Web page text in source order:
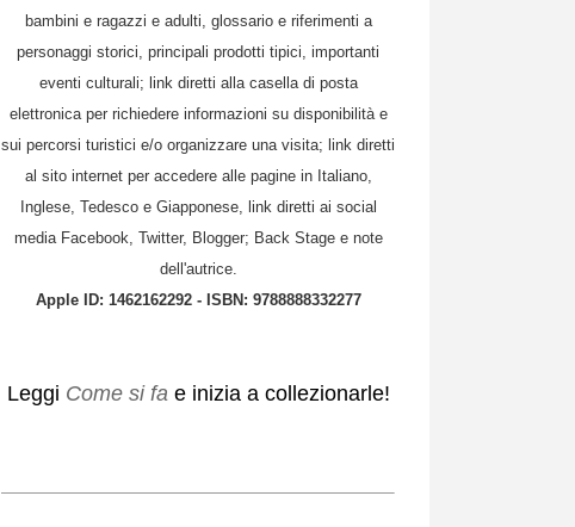
bambini e ragazzi e adulti, glossario e riferimenti a
personaggi storici, principali prodotti tipici, importanti
eventi culturali; link diretti alla casella di posta
elettronica per richiedere informazioni su disponibilità e
sui percorsi turistici e/o organizzare una visita; link diretti
al sito internet per accedere alle pagine in Italiano,
Inglese, Tedesco e Giapponese, link diretti ai social
media Facebook, Twitter, Blogger; Back Stage e note
dell'autrice.
Apple ID: 1462162292 - ISBN: 9788888332277
Leggi Come si fa e inizia a collezionarle!